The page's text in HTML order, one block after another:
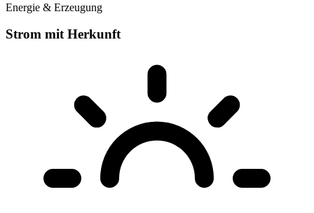
Energie & Erzeugung
Strom mit Herkunft